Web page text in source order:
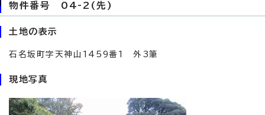
物件番号 04-2(先)
土地の表示
石名坂町字天神山1459番1 外3筆
現地写真